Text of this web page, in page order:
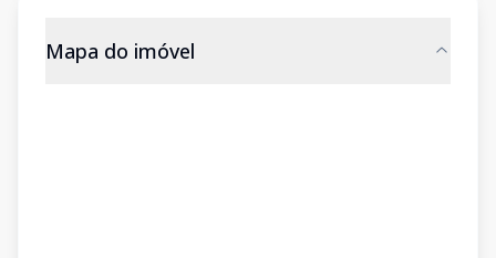
Mapa do imóvel